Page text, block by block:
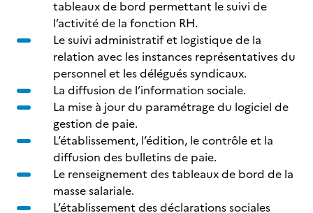
tableaux de bord permettant le suivi de
l’activité de la fonction RH.
Le suivi administratif et logistique de la
relation avec les instances représentatives du
personnel et les délégués syndicaux.
La diffusion de l’information sociale.
La mise à jour du paramétrage du logiciel de
gestion de paie.
L’établissement, l’édition, le contrôle et la
diffusion des bulletins de paie.
Le renseignement des tableaux de bord de la
masse salariale.
L’établissement des déclarations sociales